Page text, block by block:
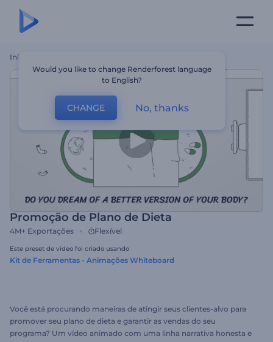
Início
Promoção de Plano de Dieta
4M+ Exportações Flexível
Este preset de vídeo foi criado usando
Kit de Ferramentas - Animações Whiteboard
Você está procurando maneiras de atingir seus clientes-alvo para
promover seu plano de dieta e garantir as vendas do seu
programa? Um vídeo animado com uma linha narrativa honesta e
Would you like to change Renderforest language
to English?
CHANGE No, thanks